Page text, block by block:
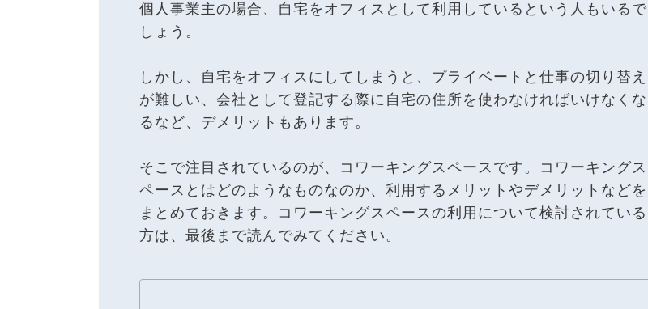
個人事業主の場合、自宅をオフィスとして利用しているという人もいるで
しょう。
しかし、自宅をオフィスにしてしまうと、プライベートと仕事の切り替え
が難しい、会社として登記する際に自宅の住所を使わなければいけなくな
るなど、デメリットもあります。
そこで注目されているのが、コワーキングスペースです。コワーキングス
ペースとはどのようなものなのか、利用するメリットやデメリットなどを
まとめておきます。コワーキングスペースの利用について検討されている
方は、最後まで読んでみてください。